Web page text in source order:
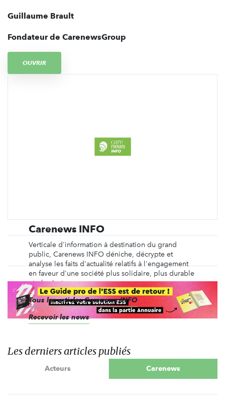
Guillaume Brault
Fondateur de CarenewsGroup
OUVRIR
Carenews INFO
Verticale d'information à destination du grand
public, Carenews INFO déniche, décrypte et
analyse les faits d'actualité relatifs à l'engagement
en faveur d'une société plus solidaire, plus durable
et plus juste.
Tous les articles Carenews INFO
Recevoir les news
Les derniers articles publiés
Acteurs Carenews